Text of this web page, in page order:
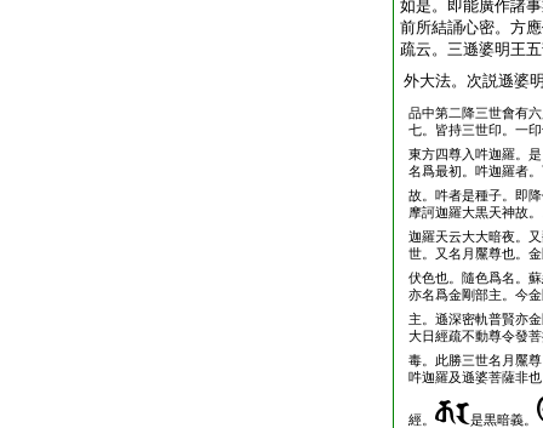
如是。即能廣作諸
前所結誦心密。方
疏云。三遜婆明王
外大法。次説遜婆
品中第二降三世會有
七。皆持三世印。一
東方四尊入吽迦羅。
名爲最初。吽迦羅者
故。吽者是種子。即
摩訶迦羅大黒天神故
迦羅天云大大暗夜。
世。又名月黶尊也。
伏色也。隨色爲名。
亦名爲金剛部主。今
主。遜深密軌普賢亦
大日經疏不動尊令發
毒。此勝三世名月黶
吽迦羅及遜婆菩薩非
經。
是黒暗義。